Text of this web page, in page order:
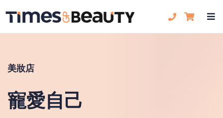
美妝店
寵愛自己